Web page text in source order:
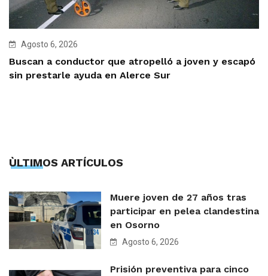
Agosto 6, 2026
Buscan a conductor que atropelló a joven y escapó
sin prestarle ayuda en Alerce Sur
ÙLTIMOS ARTÍCULOS
Muere joven de 27 años tras
participar en pelea clandestina
en Osorno
Agosto 6, 2026
Prisión preventiva para cinco